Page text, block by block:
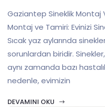
Gaziantep Sineklik Montaj
Montaj ve Tamiri: Evinizi
Sıcak yaz aylarında
sorunlardan biridir.
aynı zamanda bazı
nedenle, evimizin
DEVAMINI OKU